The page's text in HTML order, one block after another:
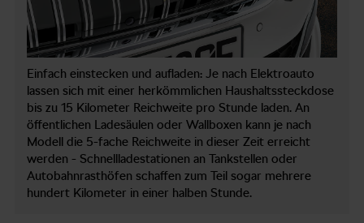
Einfach einstecken und aufladen: Je nach Elektroauto
lassen sich mit einer herkömmlichen Haushaltssteckdose
bis zu 15 Kilometer Reichweite pro Stunde laden. An
öffentlichen Ladesäulen oder Wallboxen kann je nach
Modell die 5-fache Reichweite in dieser Zeit erreicht
werden - Schnellladestationen an Tankstellen oder
Autobahnrasthöfen schaffen zum Teil sogar mehrere
hundert Kilometer in einer halben Stunde.